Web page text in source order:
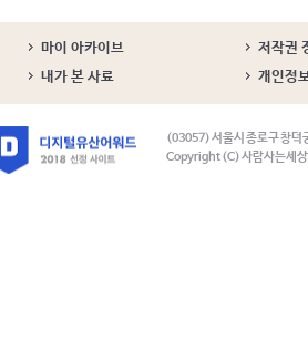
마이 아카이브
저작권
내가 본 사료 개인정
(03057) 서울시 종로구 창덕
Copyright (C) 사람사는세